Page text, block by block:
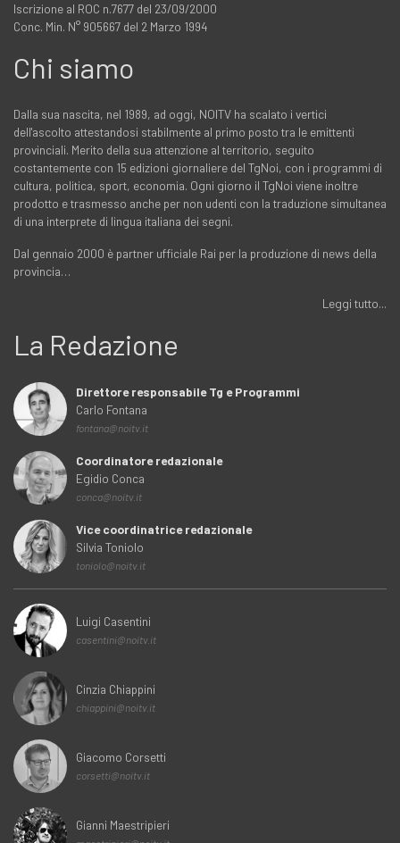
Iscrizione al ROC n.7677 del 23/09/2000
Conc. Min. N° 905667 del 2 Marzo 1994
Chi siamo
Dalla sua nascita, nel 1989, ad oggi, NOITV ha scalato i vertici
dell'ascolto attestandosi stabilmente al primo posto tra le emittenti
provinciali. Merito della sua attenzione al territorio, seguito
costantemente con 15 edizioni giornaliere del TgNoi, con i programmi di
cultura, politica, sport, economia. Ogni giorno il TgNoi viene inoltre
prodotto e trasmesso anche per non udenti con la traduzione simultanea
di una interprete di lingua italiana dei segni.
Dal gennaio 2000 è partner ufficiale Rai per la produzione di news della
provincia…
Leggi tutto...
La Redazione
Direttore responsabile Tg e Programmi
Carlo Fontana
fontana@noitv.it
Coordinatore redazionale
Egidio Conca
conca@noitv.it
Vice coordinatrice redazionale
Silvia Toniolo
toniolo@noitv.it
Luigi Casentini
casentini@noitv.it
Cinzia Chiappini
chiappini@noitv.it
Giacomo Corsetti
corsetti@noitv.it
Gianni Maestripieri